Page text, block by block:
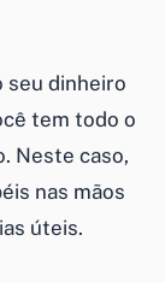
seu dinheiro
tem todo o
Neste caso,
nas mãos
úteis.